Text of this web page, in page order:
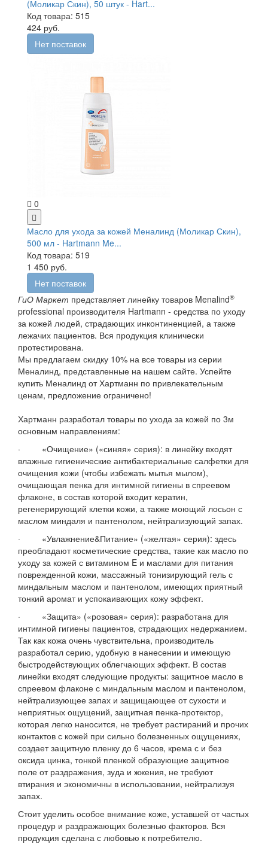
(Моликар Скин), 50 штук - Hart...
Код товара: 515
424 руб.
Нет поставок
0
Масло для ухода за кожей Меналинд (Моликар Скин),
500 мл - Hartmann Me...
Код товара: 519
1 450 руб.
Нет поставок
ГиО Маркет представляет линейку товаров Menalind®
professional производителя Hartmann - средства по уходу
за кожей людей, страдающих инконтиненцией, а также
лежачих пациентов. Вся продукция клинически
протестирована.
Мы предлагаем скидку 10% на все товары из серии
Меналинд, представленные на нашем сайте. Успейте
купить Меналинд от Хартманн по привлекательным
ценам, предложение ограничено!
Хартманн разработал товары по ухода за кожей по 3м
основным направлениям:
· «Очищение» («синяя» серия): в линейку входят
влажные гигиенические антибактериальные салфетки для
очищения кожи (чтобы избежать мытья мылом),
очищающая пенка для интимной гигиены в спреевом
флаконе, в состав которой входит кератин,
регенерирующий клетки кожи, а также моющий лосьон с
маслом миндаля и пантенолом, нейтрализующий запах.
· «Увлажнение&Питание» («желтая» серия): здесь
преобладают косметические средства, такие как масло по
уходу за кожей с витамином E и маслами для питания
поврежденной кожи, массажный тонизирующий гель с
миндальным маслом и пантенолом, имеющих приятный
тонкий аромат и успокаивающих кожу эффект.
· «Защита» («розовая» серия): разработана для
интимной гигиены пациентов, страдающих недержанием.
Так как кожа очень чувствительна, производитель
разработал серию, удобную в нанесении и имеющую
быстродействующих облегчающих эффект. В состав
линейки входят следующие продукты: защитное масло в
спреевом флаконе с миндальным маслом и пантенолом,
нейтрализующее запах и защищающее от сухости и
неприятных ощущений, защитная пенка-протектор,
которая легко наносится, не требует растираний и прочих
контактов с кожей при сильно болезненных ощущениях,
создает защитную пленку до 6 часов, крема с и без
оксида цинка, тонкой пленкой образующие защитное
поле от раздражения, зуда и жжения, не требуют
втирания и экономичны в использовании, нейтрализуя
запах.
Стоит уделить особое внимание коже, уставшей от частых
процедур и раздражающих болезнью факторов. Вся
продукция сделана с любовью к потребителю.